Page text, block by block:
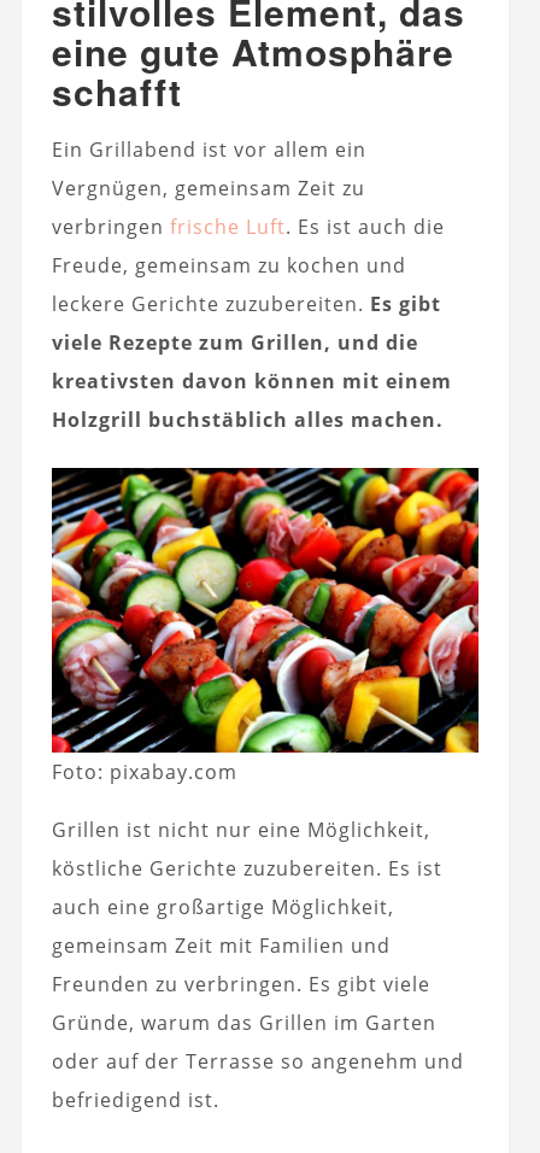
stilvolles Element, das
eine gute Atmosphäre
schafft
Ein Grillabend ist vor allem ein
Vergnügen, gemeinsam Zeit zu
verbringen frische Luft. Es ist auch die
Freude, gemeinsam zu kochen und
leckere Gerichte zuzubereiten. Es gibt
viele Rezepte zum Grillen, und die
kreativsten davon können mit einem
Holzgrill buchstäblich alles machen.
Foto: pixabay.com
Grillen ist nicht nur eine Möglichkeit,
köstliche Gerichte zuzubereiten. Es ist
auch eine großartige Möglichkeit,
gemeinsam Zeit mit Familien und
Freunden zu verbringen. Es gibt viele
Gründe, warum das Grillen im Garten
oder auf der Terrasse so angenehm und
befriedigend ist.